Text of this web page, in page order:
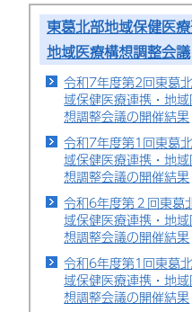
東葛北部地域保健医療
地域医療構想調整会議
令和7年度第2回東葛
域保健医療連携・地
想調整会議の開催結果
令和7年度第1回東葛
域保健医療連携・地
想調整会議の開催結果
令和6年度第２回東葛
域保健医療連携・地
想調整会議の開催結果
令和6年度第1回東葛
域保健医療連携・地
想調整会議の開催結果